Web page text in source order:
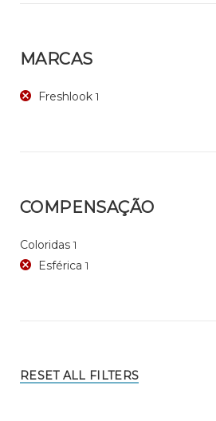
MARCAS
Freshlook 1
COMPENSAÇÃO
Coloridas 1
Esférica 1
RESET ALL FILTERS